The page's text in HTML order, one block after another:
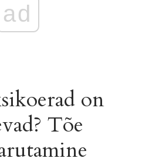
ad
on
Tõe